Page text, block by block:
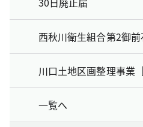
西秋川衛生組合第2御
川口土地区画整理事業
一覧へ